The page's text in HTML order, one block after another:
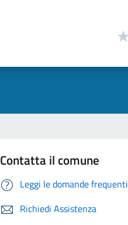
Contatta il comune
Leggi le domande frequenti
Richiedi Assistenza